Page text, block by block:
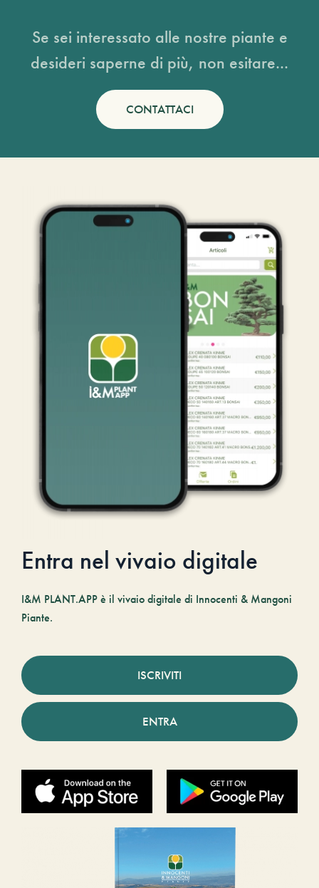
Se sei interessato alle nostre piante e
desideri saperne di più, non esitare...
CONTATTACI
Entra nel vivaio digitale
I&M PLANT.APP è il vivaio digitale di Innocenti & Mangoni
Piante.
ISCRIVITI
ENTRA